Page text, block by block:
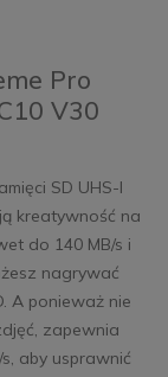
Pro
V30
SD UHS-I
kreatywność na
do 140 MB/s i
nagrywać
A ponieważ nie
zapewnia
aby usprawnić